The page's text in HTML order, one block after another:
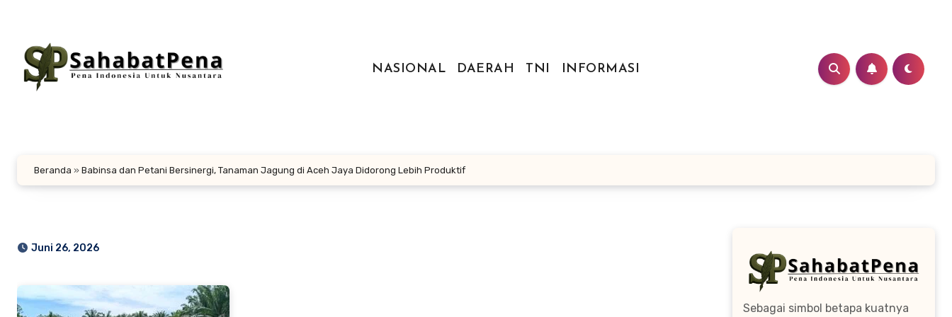
konten
NASIONAL
DAERAH TNI INFORMASI
Beranda » Babinsa dan Petani Bersinergi, Tanaman Jagung di Aceh Jaya Didorong Lebih Produktif
Juni 26, 2026
Sebagai simbol betapa kuatnya